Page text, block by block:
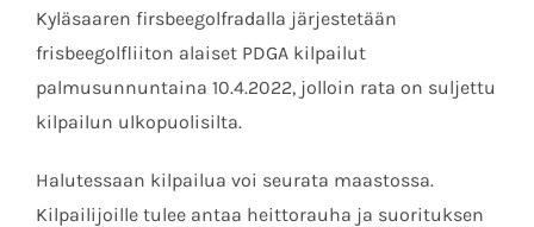
Kyläsaaren firsbeegolfradalla järjestetään
frisbeegolfliiton alaiset PDGA kilpailut
palmusunnuntaina 10.4.2022, jolloin rata on suljettu
kilpailun ulkopuolisilta.
Halutessaan kilpailua voi seurata maastossa.
Kilpailijoille tulee antaa heittorauha ja suorituksen